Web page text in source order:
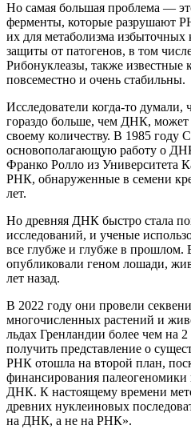
Но самая большая проблема —
ферменты, которые разрушают
их для метаболизма
защиты от патогенов, в том
Рибонуклеазы, также известные
повсеместно и очень стабильны.
Исследователи когда-то
гораздо больше, чем ДНК, может
своему количеству. В 1985 году
основополагающую работу о
Франко Ролло из Университета
РНК, обнаруженные в семени
лет.
Но древняя ДНК быстро стала
исследований, и ученые
все глубже и глубже в прошлом.
опубликовали геном лошади,
лет назад.
В 2022 году они провели
многочисленных растений и
льдах Гренландии более чем на
получить представление о
РНК отошла на второй план,
финансирования
ДНК. К настоящему времени
древних нуклеиновых
на ДНК, а не на РНК».